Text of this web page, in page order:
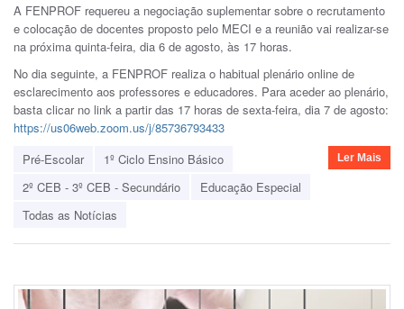
A FENPROF requereu a negociação suplementar sobre o recrutamento
e colocação de docentes proposto pelo MECI e a reunião vai realizar-se
na próxima quinta-feira, dia 6 de agosto, às 17 horas.
No dia seguinte, a FENPROF realiza o habitual plenário online de
esclarecimento aos professores e educadores. Para aceder ao plenário,
basta clicar no link a partir das 17 horas de sexta-feira, dia 7 de agosto:
https://us06web.zoom.us/j/85736793433
Pré-Escolar
1º Ciclo Ensino Básico
2º CEB - 3º CEB - Secundário
Educação Especial
Todas as Notícias
Ler Mais